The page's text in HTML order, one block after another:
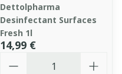
Dettolpharma
Desinfectant Surfaces
Fresh 1l
14,99 €